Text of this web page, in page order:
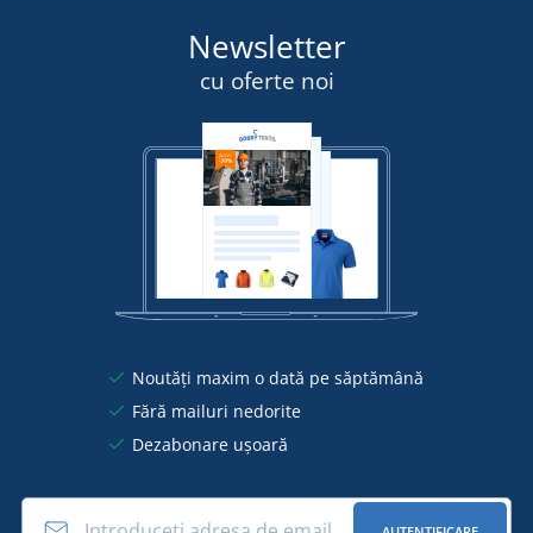
Newsletter
cu oferte noi
Noutăți maxim o dată pe săptămână
Fără mailuri nedorite
Dezabonare ușoară